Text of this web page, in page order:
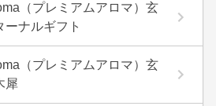
（プレミアムアロマ）玄
ーナルギフト
（プレミアムアロマ）玄
犀